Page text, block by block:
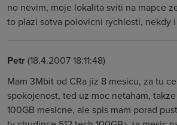
no nevim, moje lokalita sviti na mapce
to plazi sotva polovicni rychlosti, nekdy
Petr(18.4.2007 18:11:48)
Mam 3Mbit od CRa jiz 8 mesicu, za tu
spokojenost, ted uz moc netaham,
100GB mesicne, ale spis mam porad